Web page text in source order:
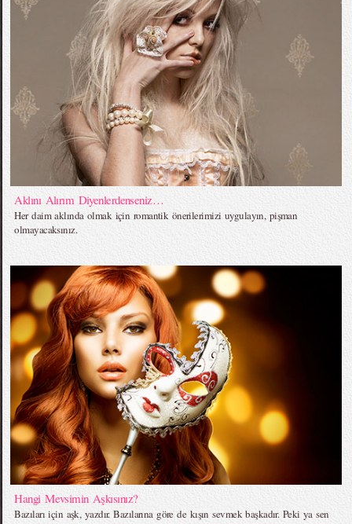
Aklını Alırım Diyenlerdenseniz…
Her daim aklında olmak için romantik önerilerimizi uygulayın, pişman
olmayacaksınız.
Hangi Mevsimin Aşkısınız?
Bazıları için aşk, yazdır. Bazılarına göre de kışın sevmek başkadır. Peki ya sen